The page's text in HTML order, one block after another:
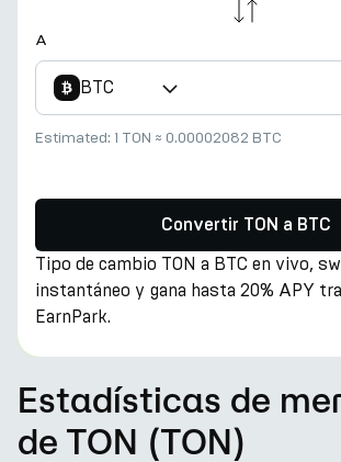
A
BTC
Estimated: 1 TON ≈ 0.00002082 BTC
Convertir TON a BTC
Tipo de cambio TON a BTC en vivo,
instantáneo y gana hasta 20% APY
EarnPark.
Estadísticas de
de TON (TON)